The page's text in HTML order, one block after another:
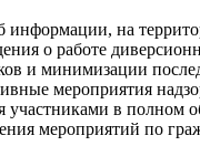
на
о работе
и минимизации
мероприятия
в
мероприятий по